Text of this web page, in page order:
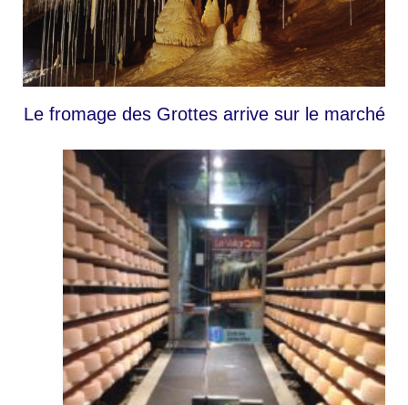
Lignerolle
La Fabrication
Les Produits
Plateaux de fromages
Le Gruyère
Le Vallgrotte
Les Pâtes molles
Les Yogourts
La Crème double
Le Beurre
Les mélanges de fondue maison
Le fromage des Grottes arrive sur le marché